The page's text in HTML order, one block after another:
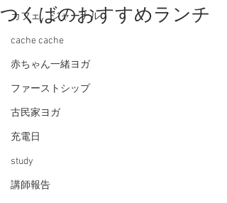
カフェ ジャーナル
cache cache
赤ちゃん一緒ヨガ
ファーストシップ
古民家ヨガ
充電日
study
講師報告
つくばのおすすめランチ